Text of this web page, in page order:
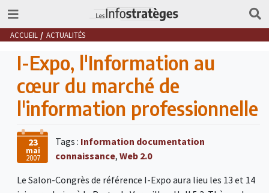
ACCUEIL ACTUALITÉS
I-Expo, l'Information au
cœur du marché de
l'information professionnelle
23
mai
2007
Tags : Information documentation
connaissance, Web 2.0
Le Salon-Congrès de référence I-Expo aura lieu les 13 et 14